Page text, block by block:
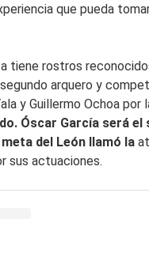
que pueda
tiene rostros
arquero y
y Guillermo Ochoa por
Óscar García será el
del León llamó la
sus actuaciones.